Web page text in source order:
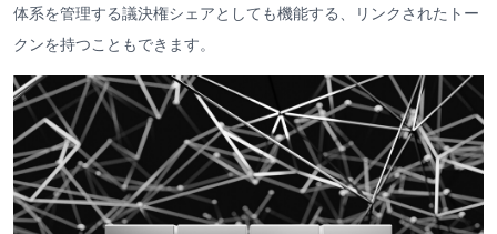
体系を管理する議決権シェアとしても機能する、リンクされたトー
クンを持つこともできます。